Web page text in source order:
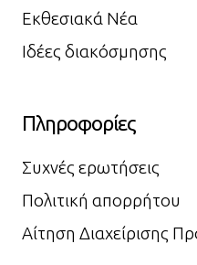
Εκθεσιακά Νέα
Ιδέες διακόσμησης
Πληροφορίες
Συχνές ερωτήσεις
Πολιτική απορρήτου
Αίτηση Διαχείρισης